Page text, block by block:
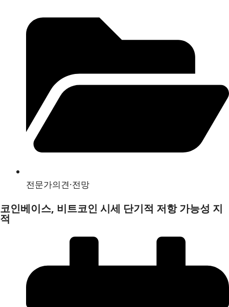
전문가의견·전망
코인베이스, 비트코인 시세 단기적 저항 가능성 지
적